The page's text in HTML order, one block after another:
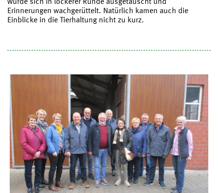
Erinnerungen wachgerüttelt. Natürlich kamen auch die
Einblicke in die Tierhaltung nicht zu kurz.